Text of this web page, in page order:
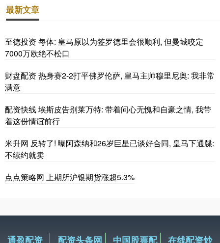
最新文章
至德投资 每体: 皇马原以为签罗德里会很顺利, 但曼城咬定
7000万欧绝不松口
财盘配资 热身赛2-2打平佛罗伦萨, 皇马主帅穆里尼奥: 我非常
满意
配资快线 埃斯皮告别莱万特: 带着问心无愧和自豪之情, 我带
着这份情谊前行
米升网 反转了! 曝阿森纳和26岁巨星已谈好合同, 皇马下通牒:
不续约就卖
点点策略网 上期所沪银期货涨超5.3%
通盈配资 配资头条网 中国股票配 在线配资炒